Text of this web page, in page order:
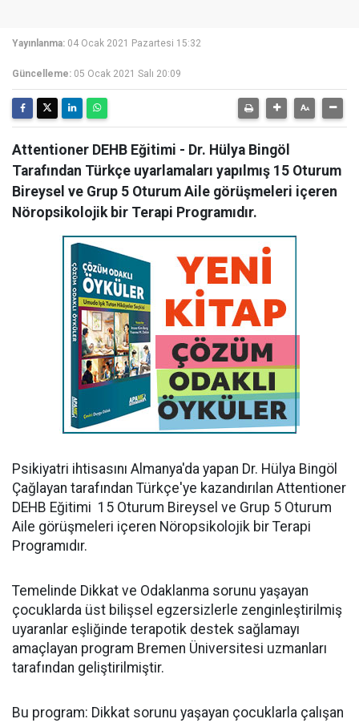
Yayınlanma: 04 Ocak 2021 Pazartesi 15:32
Güncelleme: 05 Ocak 2021 Salı 20:09
Attentioner DEHB Eğitimi - Dr. Hülya Bingöl
Tarafından Türkçe uyarlamaları yapılmış 15 Oturum
Bireysel ve Grup 5 Oturum Aile görüşmeleri içeren
Nöropsikolojik bir Terapi Programıdır.
Psikiyatri ihtisasını Almanya'da yapan Dr. Hülya Bingöl
Çağlayan tarafından Türkçe'ye kazandırılan Attentioner
DEHB Eğitimi 15 Oturum Bireysel ve Grup 5 Oturum
Aile görüşmeleri içeren Nöropsikolojik bir Terapi
Programıdır.
Temelinde Dikkat ve Odaklanma sorunu yaşayan
çocuklarda üst bilişsel egzersizlerle zenginleştirilmiş
uyaranlar eşliğinde terapotik destek sağlamayı
amaçlayan program Bremen Üniversitesi uzmanları
tarafından geliştirilmiştir.
Bu program: Dikkat sorunu yaşayan çocuklarla çalışan